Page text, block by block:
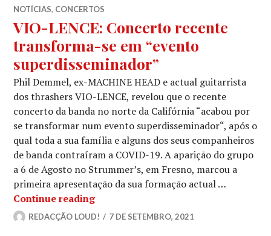
NOTÍCIAS, CONCERTOS
VIO-LENCE: Concerto recente
transforma-se em “evento
superdisseminador”
Phil Demmel, ex-MACHINE HEAD e actual guitarrista
dos thrashers VIO-LENCE, revelou que o recente
concerto da banda no norte da Califórnia “acabou por
se transformar num evento superdisseminador“, após o
qual toda a sua família e alguns dos seus companheiros
de banda contraíram a COVID-19. A aparição do grupo
a 6 de Agosto no Strummer’s, em Fresno, marcou a
primeira apresentação da sua formação actual …
Continue readingVIO-LENCE: Concerto recente
REDACÇÃO LOUD! 7 DE SETEMBRO, 2021